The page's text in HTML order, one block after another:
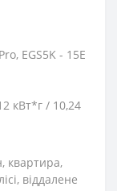
EGS5K - 15E
кВт*г / 10,24
квартира,
віддалене